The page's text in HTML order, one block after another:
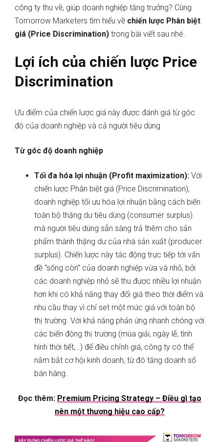
công ty thu về, giúp doanh nghiệp tăng trưởng? Cùng
Tomorrow Marketers tìm hiểu về chiến lược Phân biệt
giá (Price Discrimination) trong bài viết sau nhé.
Lợi ích của chiến lược Price
Discrimination
Ưu điểm của chiến lược giá này được đánh giá từ góc
độ của doanh nghiệp và cả người tiêu dùng
Từ góc độ doanh nghiệp
Tối đa hóa lợi nhuận (Profit maximization): Với
chiến lược Phân biệt giá (Price Discrimination),
doanh nghiệp tối ưu hóa lợi nhuận bằng cách biến
toàn bộ thặng dư tiêu dùng (consumer surplus)
mà người tiêu dùng sẵn sàng trả thêm cho sản
phẩm thành thặng dư của nhà sản xuất (producer
surplus). Chiến lược này tác động trực tiếp tới vấn
đề “sống còn” của doanh nghiệp vừa và nhỏ, bởi
các doanh nghiệp nhỏ sẽ thu được nhiều lợi nhuận
hơn khi có khả năng thay đổi giá theo thời điểm và
nhu cầu thay vì chỉ set một mức giá với toàn bộ
thị trường. Với khả năng phản ứng nhanh chóng với
các biến động thị trường (mùa giải, ngày lễ, tình
hình thời tiết,…) để điều chỉnh giá, công ty có thể
nắm bắt cơ hội kinh doanh, từ đó tăng doanh số
bán hàng.
Đọc thêm: Premium Pricing Strategy – Điều gì tạo
nên một thương hiệu cao cấp?